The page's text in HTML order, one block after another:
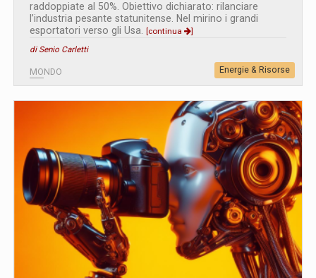
raddoppiate al 50%. Obiettivo dichiarato: rilanciare
l’industria pesante statunitense. Nel mirino i grandi
esportatori verso gli Usa. [continua
]
di Senio Carletti
MONDO Energie & Risorse